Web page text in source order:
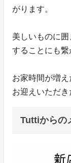
がります。
美しいものに
することにも繋
お家時間が増
お迎えいただき
Tuttiからの